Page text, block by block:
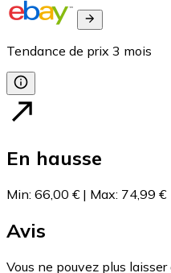
Tendance de prix 3 mois
En hausse
Min: 66,00 € | Max: 74,99 €
Avis
Vous ne pouvez plus